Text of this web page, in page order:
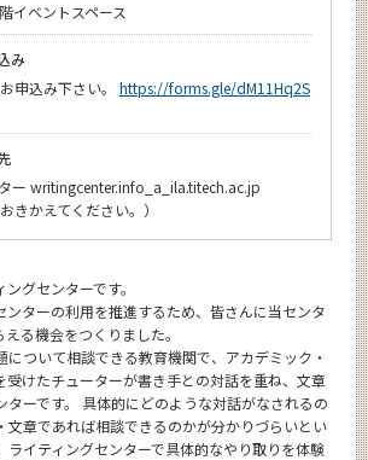
イベントスペース
み
申込み下さい。 https://forms.gle/dM11Hq2S
ー writingcenter.info_a_ila.titech.ac.jp
きかえてください。）
グセンターです。
ンターの利用を推進するため、皆さんに当センタ
る機会をつくりました。
について相談できる教育機関で、アカデミック・
受けたチューターが書き手との対話を重ね、文章
ターです。 具体的にどのような対話がなされるの
文章であれば相談できるのかが分かりづらいとい
ライティングセンターで具体的なやり取りを体験
ー
サイト構成
CLOSE